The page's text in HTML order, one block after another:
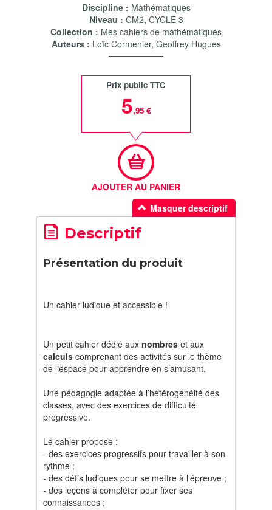
Discipline : Mathématiques
Niveau : CM2, CYCLE 3
Collection : Mes cahiers de mathématiques
Auteurs : Loïc Cormenier, Geoffrey Hugues
Prix public TTC
5,95 €
AJOUTER AU PANIER
Masquer descriptif
Descriptif
Présentation du produit
Un cahier ludique et accessible !
Un petit cahier dédié aux nombres et aux
calculs comprenant des activités sur le thème
de l’espace pour apprendre en s’amusant.
Une pédagogie adaptée à l’hétérogénéité des
classes, avec des exercices de difficulté
progressive.
Le cahier propose :
- des exercices progressifs pour travailler à son
rythme ;
- des défis ludiques pour se mettre à l’épreuve ;
- des leçons à compléter pour fixer ses
connaissances ;